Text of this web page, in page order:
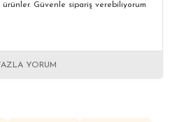
Güvenle sipariş verebiliyorum
YORUM